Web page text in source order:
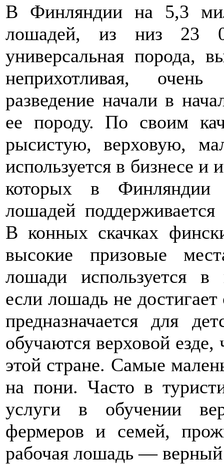
В Финляндии на 5,3
лошадей, из низ
универсальная порода,
неприхотливая,
разведение начали в
ее породу. По своим
рысистую, верховую,
используется в бизнесе и
которых в Финляндии
лошадей
В конных скачках
высокие призовые
лошади используется в
если лошадь не
предназначается для
обучаются верховой
этой стране. Самые
на пони. Часто в
услуги в обучении
фермеров и семей,
рабочая лошадь —